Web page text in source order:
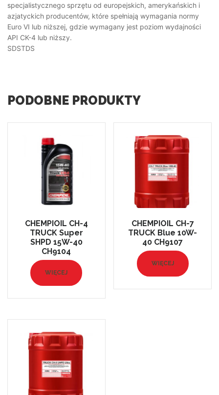
specjalistycznego sprzętu od europejskich, amerykańskich i
azjatyckich producentów, które spełniają wymagania normy
Euro VI lub niższej, gdzie wymagany jest poziom wydajności
API CK-4 lub niższy.
SDSTDS
PODOBNE PRODUKTY
CHEMPIOIL CH-4
TRUCK Super
SHPD 15W-40
CH9104
WIĘCEJ
CHEMPIOIL CH-7
TRUCK Blue 10W-
40 CH9107
WIĘCEJ